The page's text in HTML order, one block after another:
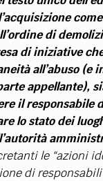
di
di iniziative
all’abuso (e
appellante),
il responsabile
lo stato dei
le “azioni
di